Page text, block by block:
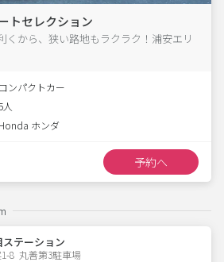
セレクション
くから、狭い路地もラクラク！浦安エリ
コンパクトカー
人
Honda ホンダ
予約へ
テーション
8  丸善第3駐車場